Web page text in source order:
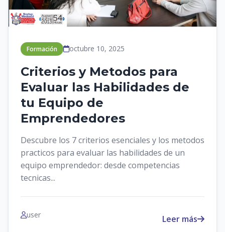
Formación octubre 10, 2025
Criterios y Metodos para
Evaluar las Habilidades de
tu Equipo de
Emprendedores
Descubre los 7 criterios esenciales y los metodos
practicos para evaluar las habilidades de un
equipo emprendedor: desde competencias
tecnicas...
user Leer más